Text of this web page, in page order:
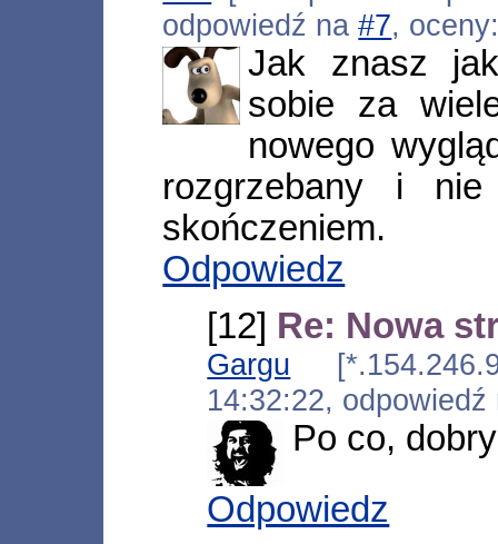
odpowiedź na#7,
Jak znasz
sobie za
nowego
rozgrzebany i
skończeniem.
Odpowiedz
[12] Re: Nowa
Gargu
14:32:22,
Po co,
Odpowiedz